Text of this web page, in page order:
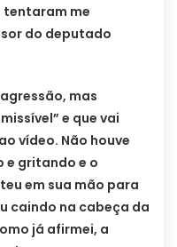
tentaram me
do deputado
mas
e que vai
vídeo. Não houve
e gritando e o
em sua mão para
caindo na cabeça da
já afirmei, a